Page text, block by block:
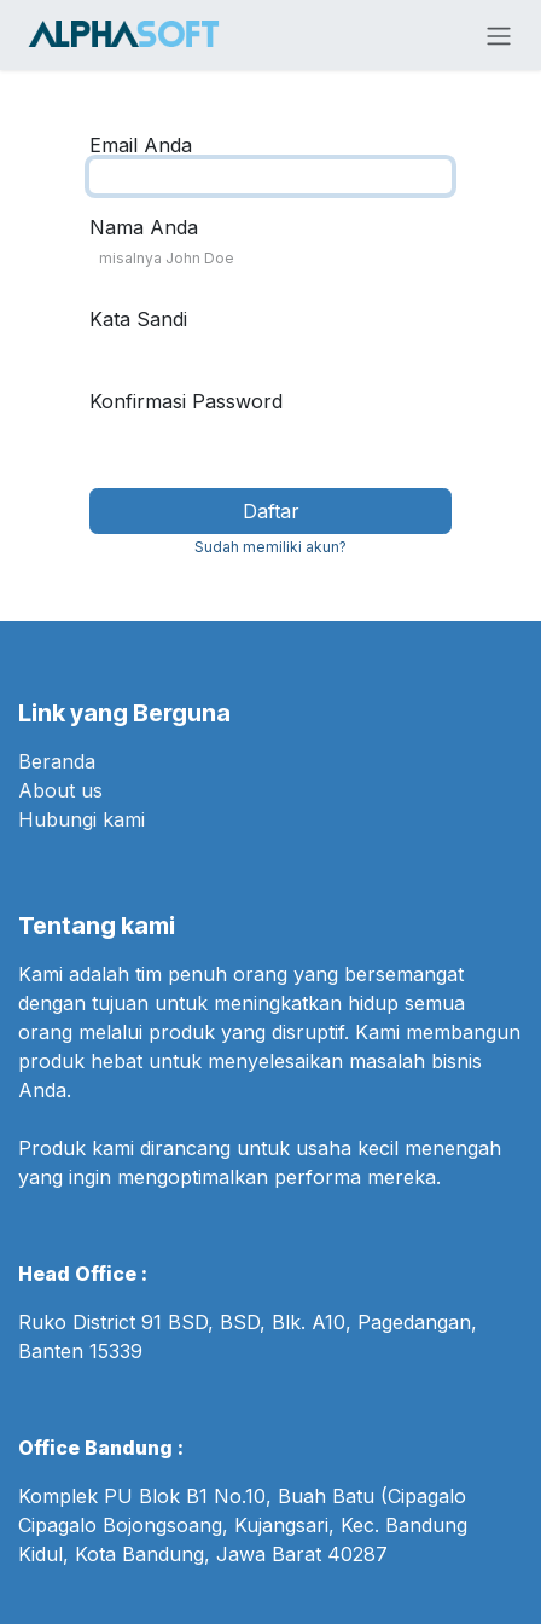
Email Anda
Nama Anda
Kata Sandi
Konfirmasi Password
Daftar
Sudah memiliki akun?
Link yang Berguna
Beranda
About us
Hubungi kami
Tentang kami
Kami adalah tim penuh orang yang bersemangat
dengan tujuan untuk meningkatkan hidup semua
orang melalui produk yang disruptif. Kami membangun
produk hebat untuk menyelesaikan masalah bisnis
Anda.
Produk kami dirancang untuk usaha kecil menengah
yang ingin mengoptimalkan performa mereka.
Head Office :
Ruko District 91 BSD, BSD, Blk. A10, Pagedangan,
Banten 15339
Office Bandung :
Komplek PU Blok B1 No.10, Buah Batu (Cipagalo
Cipagalo Bojongsoang, Kujangsari, Kec. Bandung
Kidul, Kota Bandung, Jawa Barat 40287